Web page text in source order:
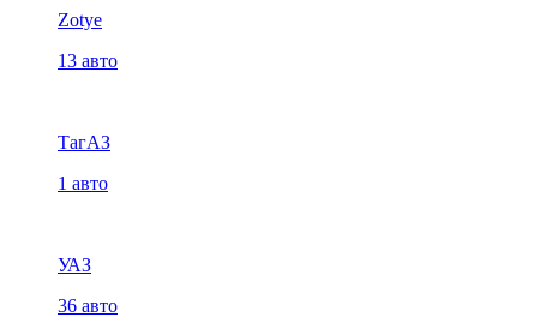
Zotye
13 авто
ТагАЗ
1 авто
УАЗ
36 авто